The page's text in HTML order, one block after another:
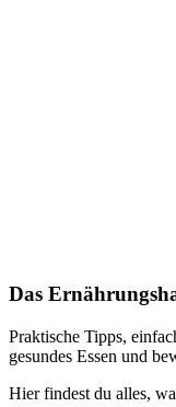
Das
Praktische Tipps,
gesundes Essen und
Hier findest du alles,